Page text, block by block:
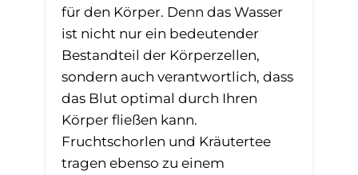
für den Körper. Denn das Wasser
ist nicht nur ein bedeutender
Bestandteil der Körperzellen,
sondern auch verantwortlich, dass
das Blut optimal durch Ihren
Körper fließen kann.
Fruchtschorlen und Kräutertee
tragen ebenso zu einem